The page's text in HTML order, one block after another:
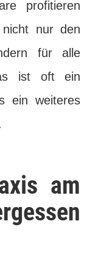
profitieren
nur den
für alle
ist oft ein
ein weiteres
am